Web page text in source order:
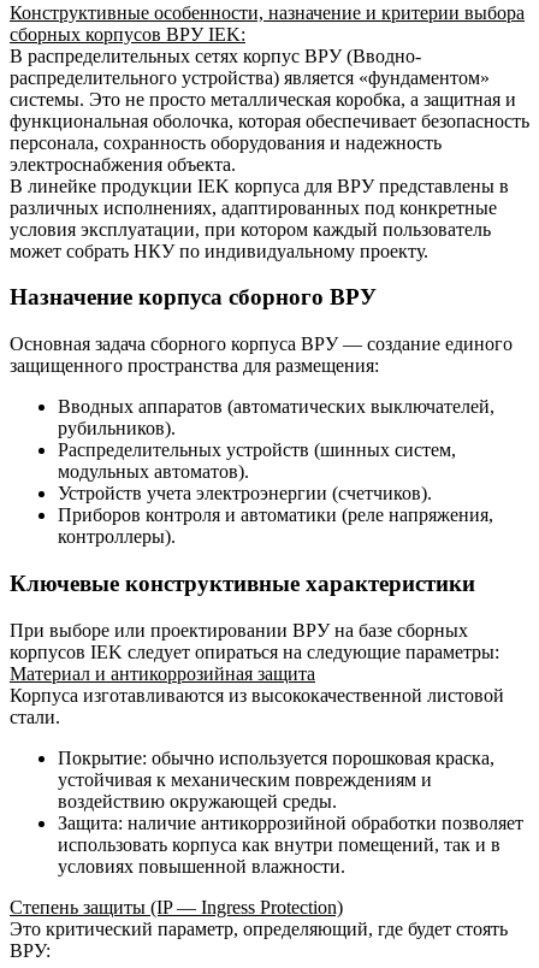
Конструктивные особенности, назначение и критерии выбора
сборных корпусов ВРУ IEK:
В распределительных сетях корпус ВРУ (Вводно-
распределительного устройства) является «фундаментом»
системы. Это не просто металлическая коробка, а защитная и
функциональная оболочка, которая обеспечивает безопасность
персонала, сохранность оборудования и надежность
электроснабжения объекта.
В линейке продукции IEK корпуса для ВРУ представлены в
различных исполнениях, адаптированных под конкретные
условия эксплуатации, при котором каждый пользователь
может собрать НКУ по индивидуальному проекту.
Назначение корпуса сборного ВРУ
Основная задача сборного корпуса ВРУ — создание единого
защищенного пространства для размещения:
Вводных аппаратов (автоматических выключателей,
рубильников).
Распределительных устройств (шинных систем,
модульных автоматов).
Устройств учета электроэнергии (счетчиков).
Приборов контроля и автоматики (реле напряжения,
контроллеры).
Ключевые конструктивные характеристики
При выборе или проектировании ВРУ на базе сборных
корпусов IEK следует опираться на следующие параметры:
Материал и антикоррозийная защита
Корпуса изготавливаются из высококачественной листовой
стали.
Покрытие: обычно используется порошковая краска,
устойчивая к механическим повреждениям и
воздействию окружающей среды.
Защита: наличие антикоррозийной обработки позволяет
использовать корпуса как внутри помещений, так и в
условиях повышенной влажности.
Степень защиты (IP — Ingress Protection)
Это критический параметр, определяющий, где будет стоять
ВРУ: